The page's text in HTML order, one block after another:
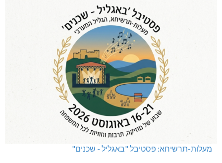
מעלות-תרשיחא: פסטיבל "באגליל - שכנים"